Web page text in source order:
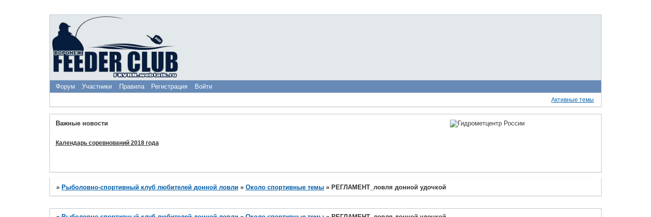
Форум Участники Правила Регистрация Войти
Активные темы
Важные новости
Календарь соревнований 2018 года
» Рыболовно-спортивный клуб любителей донной ловли » Около спортивные темы » РЕГЛАМЕНТ_ловля донной удочкой